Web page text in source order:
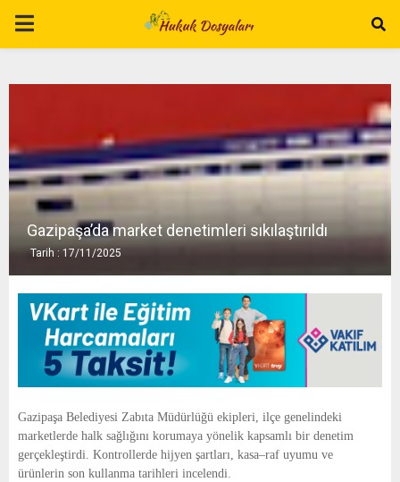
P
M
A
E
N
Gazipaşa’da market denetimleri sıkılaştırıldı
Tarih : 17/11/2025
Gazipaşa Belediyesi Zabıta Müdürlüğü ekipleri, ilçe genelindeki
marketlerde halk sağlığını korumaya yönelik kapsamlı bir denetim
gerçekleştirdi. Kontrollerde hijyen şartları, kasa–raf uyumu ve
ürünlerin son kullanma tarihleri incelendi.